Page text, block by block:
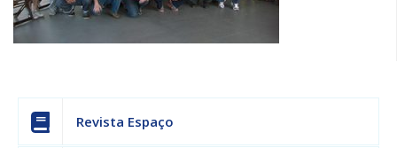
Revista Espaço